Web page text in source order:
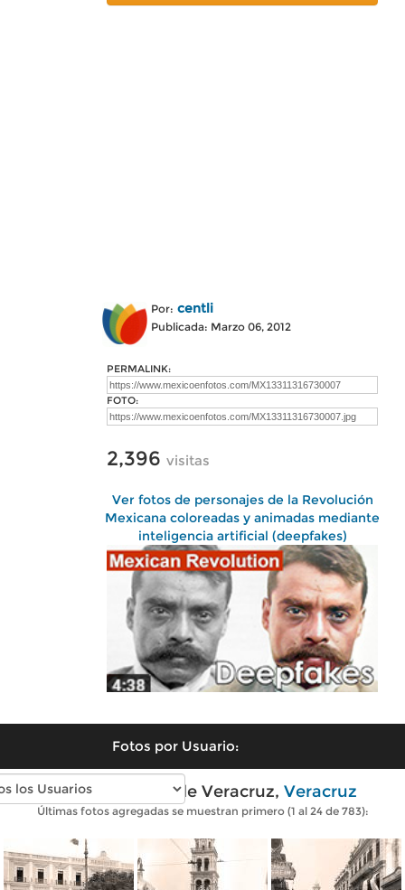
Por: centli
Publicada: Marzo 06, 2012
PERMALINK:
FOTO:
2,396 visitas
Ver fotos de personajes de la Revolución
Mexicana coloreadas y animadas mediante
inteligencia artificial (deepfakes)
Fotos por Usuario:
Fotos antiguas de Veracruz, Veracruz
Últimas fotos agregadas se muestran primero (1 al 24 de 783):